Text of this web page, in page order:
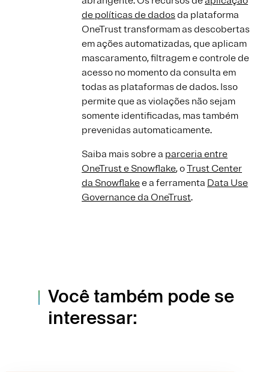
de políticas de dados da plataforma
OneTrust transformam as descobertas
em ações automatizadas, que aplicam
mascaramento, filtragem e controle de
acesso no momento da consulta em
todas as plataformas de dados. Isso
permite que as violações não sejam
somente identificadas, mas também
prevenidas automaticamente.
Saiba mais sobre a parceria entre
OneTrust e Snowflake, oTrust Center
da Snowflakee a ferramenta Data Use
Governance da OneTrust.
Você também pode se
interessar: